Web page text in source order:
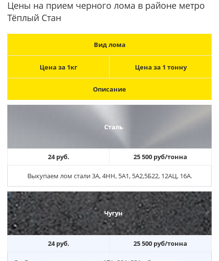
Цены на прием черного лома в районе метро
Тёплый Стан
Вид лома
Цена за 1кг Цена за 1 тонну
Описание
Сталь
24 руб. 25 500 руб/тонна
Выкупаем лом стали 3А, 4НН, 5А1, 5А2,5Б22, 12АЦ, 16А.
Чугун
24 руб. 25 500 руб/тонна